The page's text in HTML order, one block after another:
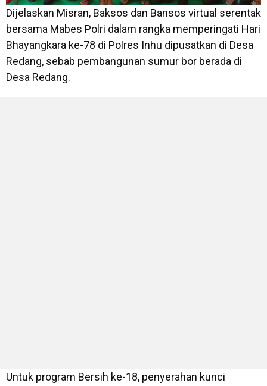
Dijelaskan Misran, Baksos dan Bansos virtual serentak
bersama Mabes Polri dalam rangka memperingati Hari
Bhayangkara ke-78 di Polres Inhu dipusatkan di Desa
Redang, sebab pembangunan sumur bor berada di
Desa Redang.
Untuk program Bersih ke-18, penyerahan kunci